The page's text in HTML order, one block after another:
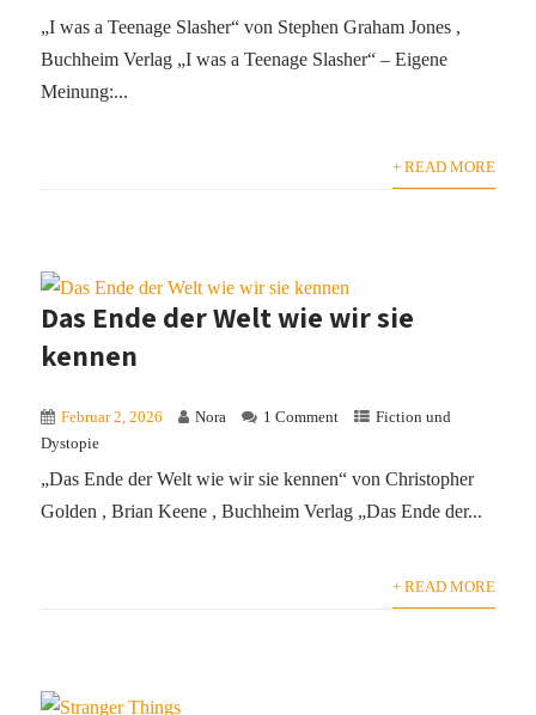
„I was a Teenage Slasher“ von Stephen Graham Jones ,
Buchheim Verlag „I was a Teenage Slasher“ – Eigene
Meinung:...
+ READ MORE
Das Ende der Welt wie wir sie
kennen
Februar 2, 2026 Nora 1 Comment
Fiction und
Dystopie
„Das Ende der Welt wie wir sie kennen“ von Christopher
Golden , Brian Keene , Buchheim Verlag „Das Ende der...
+ READ MORE